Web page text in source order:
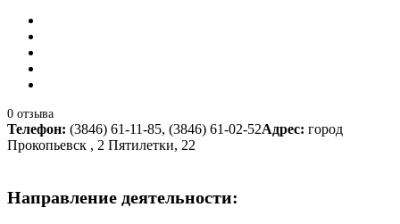
0 отзыва
Телефон: (3846) 61-11-85, (3846) 61-02-52Адрес: город
Прокопьевск , 2 Пятилетки, 22
Направление деятельности: